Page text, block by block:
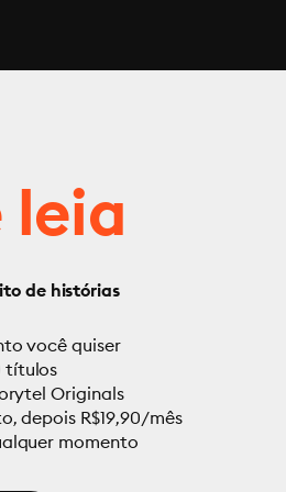
leia
de histórias
você quiser
títulos
Originals
depois R$19,90/mês
momento